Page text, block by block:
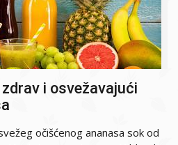
i osvežavajući
očišćenog ananasa sok od